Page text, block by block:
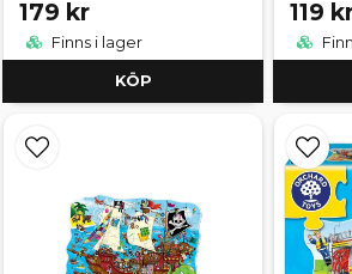
179 kr
Finns i lager
KÖP
119